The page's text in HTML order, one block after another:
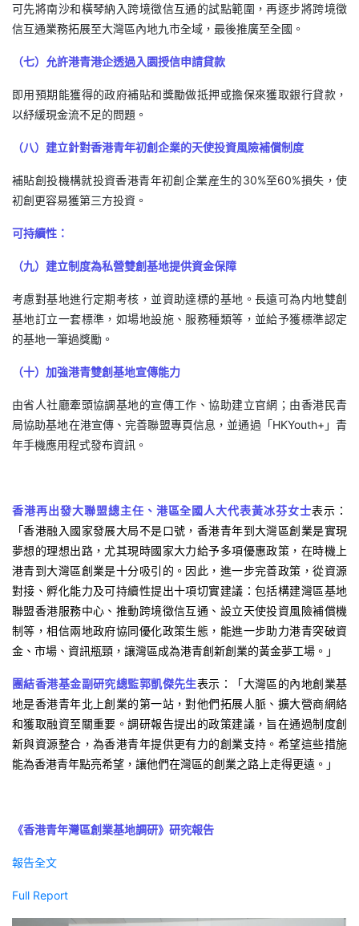
可先將南沙和橫琴納入跨境徵信互通的試點範圍，再逐步將跨境徵
信互通業務拓展至大灣區內地九市全域，最後推廣至全國。
（七）允許港青港企透過入園授信申請貸款
即用預期能獲得的政府補貼和獎勵做抵押或擔保來獲取銀行貸款，
以紓緩現金流不足的問題。
（八）建立針對香港青年初創企業的天使投資風險補償制度
補貼創投機構就投資香港青年初創企業産生的30%至60%損失，使
初創更容易獲第三方投資。
可持續性：
（九）建立制度為私營雙創基地提供資金保障
考慮對基地進行定期考核，並資助達標的基地。長遠可為内地雙創
基地訂立一套標準，如場地設施、服務種類等，並給予獲標準認定
的基地一筆過獎勵。
（十）加強港青雙創基地宣傳能力
由省人社廳牽頭協調基地的宣傳工作、協助建立官網；由香港民青
局協助基地在港宣傳、完善聯盟專頁信息，並通過「HKYouth+」青
年手機應用程式發布資訊。
香港再出發大聯盟總主任、港區全國人大代表黃冰芬女士表示：
「香港融入國家發展大局不是口號，香港青年到大灣區創業是實現
夢想的理想出路，尤其現時國家大力給予多項優惠政策，在時機上
港青到大灣區創業是十分吸引的。因此，進一步完善政策，從資源
對接、孵化能力及可持續性提出十項切實建議：包括構建灣區基地
聯盟香港服務中心、推動跨境徵信互通、設立天使投資風險補償機
制等，相信兩地政府協同優化政策生態，能進一步助力港青突破資
金、市場、資訊瓶頸，讓灣區成為港青創新創業的黃金夢工場。」
團結香港基金副研究總監郭凱傑先生表示：「大灣區的內地創業基
地是香港青年北上創業的第一站，對他們拓展人脈、擴大營商網絡
和獲取融資至關重要。調研報告提出的政策建議，旨在通過制度創
新與資源整合，為香港青年提供更有力的創業支持。希望這些措施
能為香港青年點亮希望，讓他們在灣區的創業之路上走得更遠。」
《香港青年灣區創業基地調研》研究報告
報告全文
Full Report